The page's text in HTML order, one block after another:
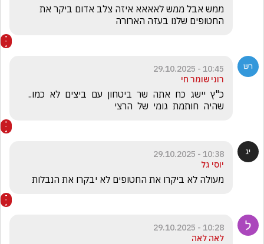
החטופים שלנו בעזה הארורה
10:45 - 29.10.2025
רוני שומר חי
שהיה  חותמת  גומי  של  הרצי
10:38 - 29.10.2025
יוסי גל
מעולה לא ביקרו את החטופים לא יבקרו את הנבלות
10:28 - 29.10.2025
לאה לאה